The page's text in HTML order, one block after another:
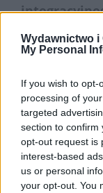
Wydawnictwo i
My Personal
If you wish to
processing of
targeted
section to confirm
opt-out request is
interest-based
us or personal
your opt-out. You
Kongresowi
internecie,
na żywo
oraz
wydarzenia